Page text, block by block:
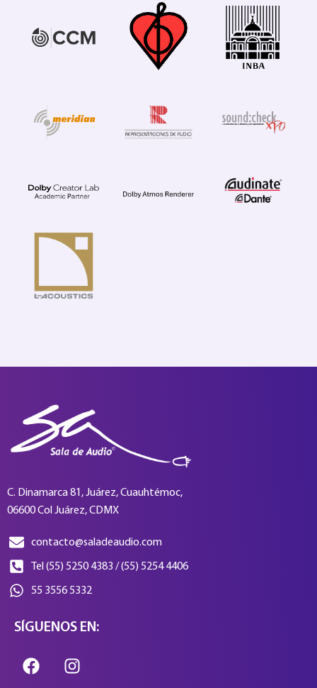
C. Dinamarca 81, Juárez, Cuauhtémoc,
06600 Col Juárez, CDMX
contacto@saladeaudio.com
Tel (55) 5250 4383 / (55) 5254 4406
55 3556 5332
SÍGUENOS EN: